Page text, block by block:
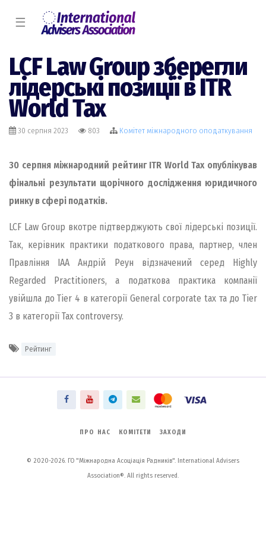
☰
LCF Law Group зберегли
лідерські позиції в ITR
World Tax
30 серпня 2023 803 Комiтет міжнародного оподаткування
30 серпня міжнародний рейтинг ITR World Tax опублікував
фінальні результати щорічного дослідження юридичного
ринку в сфері податків.
LCF Law Group вкотре підтверджують свої лідерські позиції.
Так, керівник практики податкового права, партнер, член
Правління ІАА Андрій Реун відзначений серед Highly
Regarded Practitioners, а податкова практика компанії
увійшла до Tier 4 в категорії General corporate tax та до Tier
3 в категорії Tax controversy.
Рейтинг
ПРО НАС КОМІТЕТИ ЗАХОДИ
© 2020-2026. ГО "Міжнародна Асоціація Радників". International Advisers
Association®. All rights reserved.